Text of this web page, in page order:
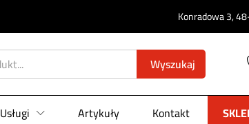
Konradowa 3,
Wyszukaj
Usługi Artykuły Kontakt